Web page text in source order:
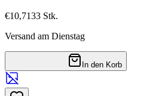
€10,7133 Stk.
Versand am Dienstag
In den Korb